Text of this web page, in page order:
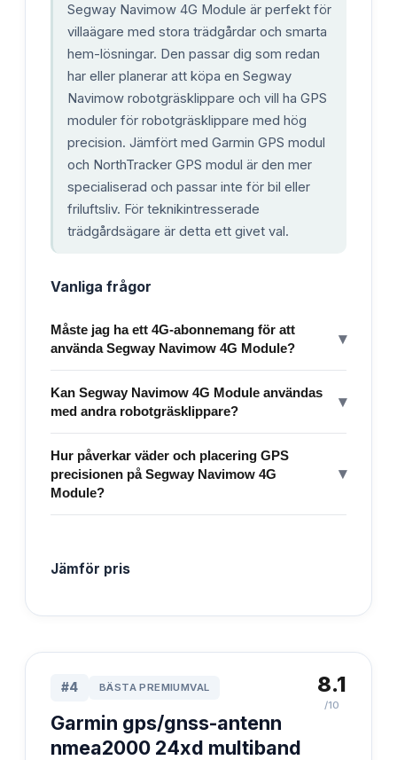
Segway Navimow 4G Module är perfekt för
villaägare med stora trädgårdar och smarta
hem-lösningar. Den passar dig som redan
har eller planerar att köpa en Segway
Navimow robotgräsklippare och vill ha GPS
moduler för robotgräsklippare med hög
precision. Jämfört med Garmin GPS modul
och NorthTracker GPS modul är den mer
specialiserad och passar inte för bil eller
friluftsliv. För teknikintresserade
trädgårdsägare är detta ett givet val.
Vanliga frågor
Måste jag ha ett 4G-abonnemang för att
använda Segway Navimow 4G Module?
▾
Kan Segway Navimow 4G Module användas
med andra robotgräsklippare?
▾
Hur påverkar väder och placering GPS
precisionen på Segway Navimow 4G
Module?
▾
Jämför pris
#4 BÄSTA PREMIUMVAL
Garmin gps/gnss-antenn
nmea2000 24xd multiband
8.1
/10